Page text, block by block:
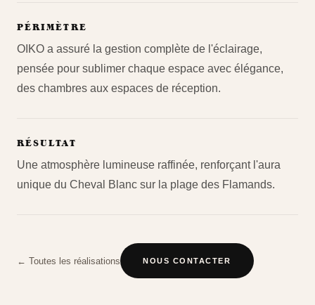
PÉRIMÈTRE
OIKO a assuré la gestion complète de l'éclairage,
pensée pour sublimer chaque espace avec élégance,
des chambres aux espaces de réception.
RÉSULTAT
Une atmosphère lumineuse raffinée, renforçant l'aura
unique du Cheval Blanc sur la plage des Flamands.
← Toutes les réalisations NOUS CONTACTER